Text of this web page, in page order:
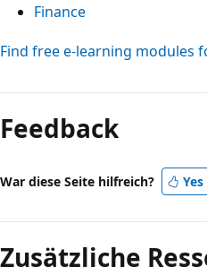
Finance
Find free e-learning modules
deaktiviert
Feedback
War diese Seite hilfreich? Yes
Zusätzliche